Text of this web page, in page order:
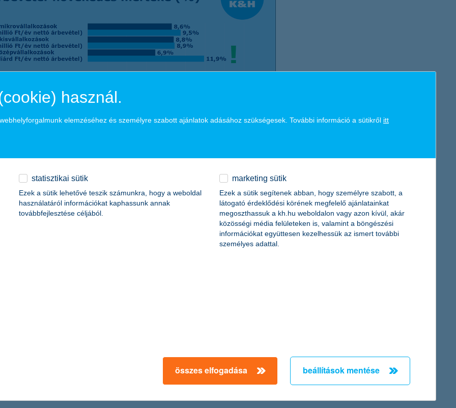
várakozások elv, itt ugyanis a legkisebb cégek a legoptimistábbak: a mikrovállalkozások átlagosan 5,3%-os
vannak, ők 5,2%-os, a kisvállalkozások pedig 4,7%-os profitnövekedéssel terveznek idén. A szektorok közül a
várnak átlag feletti, 7%-os nyereségbővülést az előttünk álló egy évben.
használ.
elemzéséhez és személyre szabott ajánlatok adásához szükségesek. További információ a sütikről itt
statisztikai sütik
Ezek a sütik lehetővé teszik számunkra, hogy a weboldal
használatáról információkat kaphassunk annak
továbbfejlesztése céljából.
marketing sütik
Ezek a sütik segítenek abban, hogy személyre szabott, a
látogató érdeklődési körének megfelelő ajánlatainkat
megoszthassuk a kh.hu weboldalon vagy azon kívül, akár
közösségi média felületeken is, valamint a böngészési
információkat együttesen kezelhessük az ismert további
személyes adattal.
összes elfogadása beállítások mentése